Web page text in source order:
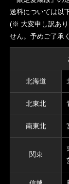
送料については以
(※ 大変申し訳あり
せん。予めご了承
北海道
北東北
南東北
関東